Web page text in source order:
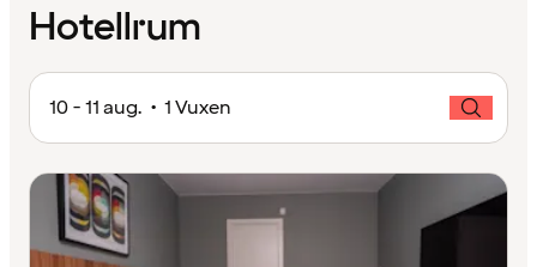
Hotellrum
10 - 11 aug. • 1 Vuxen